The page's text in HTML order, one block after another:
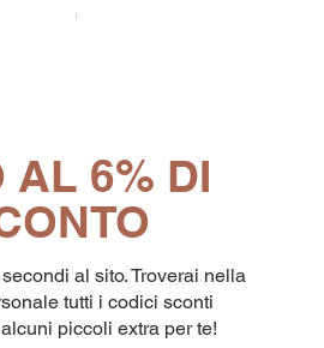
Prezzo
65,19 €
AL 6% DI
al sito. Troverai nella
tutti i codici sconti
piccoli extra per te!